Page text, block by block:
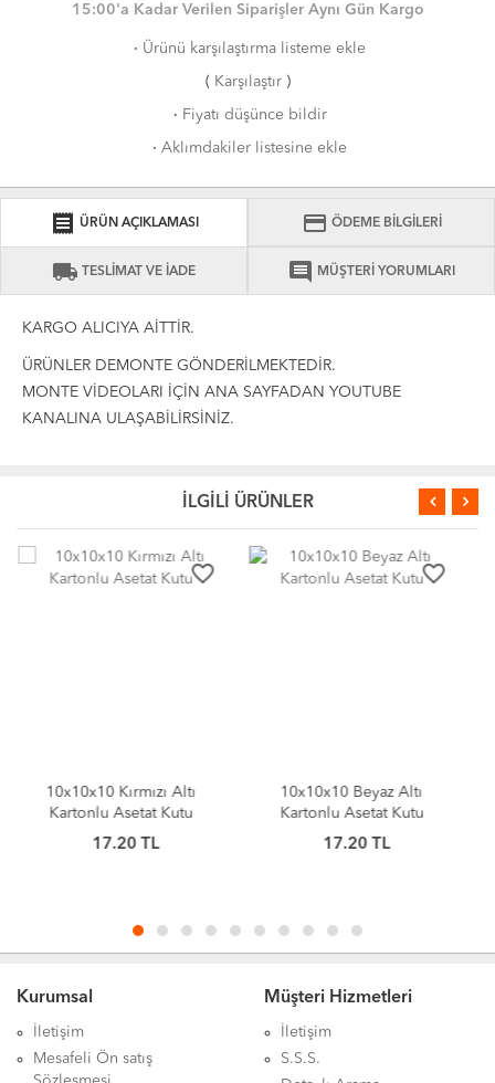
15:00'a Kadar Verilen Siparişler Aynı Gün Kargo
· Ürünü karşılaştırma listeme ekle
( Karşılaştır)
· Fiyatı düşünce bildir
· Aklımdakiler listesine ekle
receipt ÜRÜN AÇIKLAMASI credit_card ÖDEME BİLGİLERİ
local_shipping TESLİMAT VE İADE comment MÜŞTERİ YORUMLARI
KARGO ALICIYA AİTTİR.
ÜRÜNLER DEMONTE GÖNDERİLMEKTEDİR.
MONTE VİDEOLARI İÇİN ANA SAYFADAN YOUTUBE
KANALINA ULAŞABİLİRSİNİZ.
İLGİLİ ÜRÜNLER
10x10x10 Beyaz Altı
Kartonlu Asetat Kutu
17.20
10x10x10 Komple Beyaz
Kutu
25TL
Kurumsal
İletişim
Mesafeli Ön satış
Müşteri Hizmetleri
İletişim
S.S.S.